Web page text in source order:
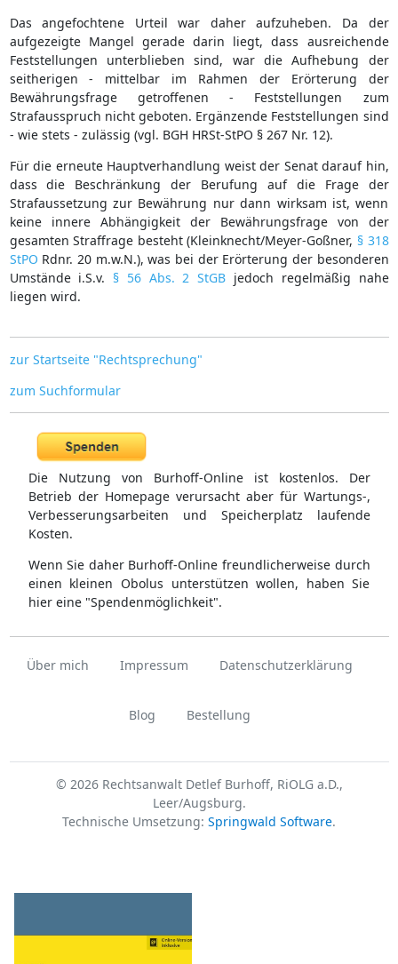
Das angefochtene Urteil war daher aufzuheben. Da der
aufgezeigte Mangel gerade darin liegt, dass ausreichende
Feststellungen unterblieben sind, war die Aufhebung der
seitherigen - mittelbar im Rahmen der Erörterung der
Bewährungsfrage getroffenen - Feststellungen zum
Strafausspruch nicht geboten. Ergänzende Feststellungen sind
- wie stets - zulässig (vgl. BGH HRSt-StPO § 267 Nr. 12).
Für die erneute Hauptverhandlung weist der Senat darauf hin,
dass die Beschränkung der Berufung auf die Frage der
Strafaussetzung zur Bewährung nur dann wirksam ist, wenn
keine innere Abhängigkeit der Bewährungsfrage von der
gesamten Straffrage besteht (Kleinknecht/Meyer-Goßner, § 318
StPO Rdnr. 20 m.w.N.), was bei der Erörterung der besonderen
Umstände i.S.v. § 56 Abs. 2 StGB jedoch regelmäßig nahe
liegen wird.
zur Startseite "Rechtsprechung"
zum Suchformular
Die Nutzung von Burhoff-Online ist kostenlos. Der
Betrieb der Homepage verursacht aber für Wartungs-,
Verbesserungsarbeiten und Speicherplatz laufende
Kosten.
Wenn Sie daher Burhoff-Online freundlicherweise durch
einen kleinen Obolus unterstützen wollen, haben Sie
hier eine "Spendenmöglichkeit".
Über mich Impressum Datenschutzerklärung
Blog Bestellung
© 2026 Rechtsanwalt Detlef Burhoff, RiOLG a.D.,
Leer/Augsburg.
Technische Umsetzung: Springwald Software.